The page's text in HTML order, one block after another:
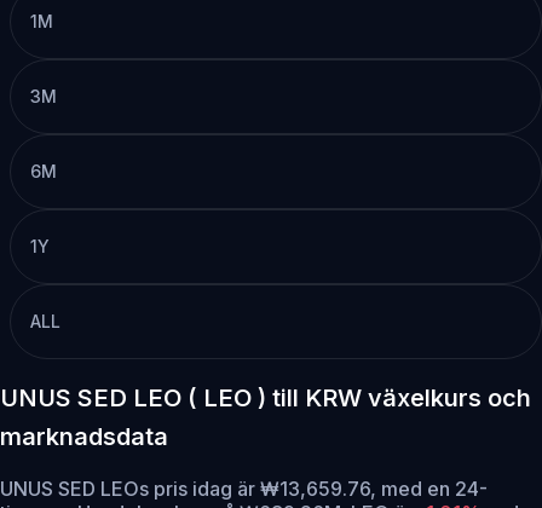
1M
3M
6M
1Y
ALL
UNUS SED LEO ( LEO ) till KRW växelkurs och
marknadsdata
UNUS SED LEOs pris idag är ₩13,659.76, med en 24-